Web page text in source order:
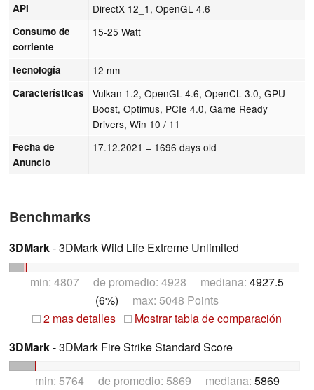
API DirectX 12_1, OpenGL 4.6
Consumo de
corriente
15-25 Watt
tecnología 12 nm
Características
Vulkan 1.2, OpenGL 4.6, OpenCL 3.0, GPU
Boost, Optimus, PCIe 4.0, Game Ready
Drivers, Win 10 / 11
Fecha de
Anuncio
17.12.2021 = 1696 days old
Benchmarks
3DMark- 3DMark Wild Life Extreme Unlimited
min: 4807 de promedio: 4928 mediana: 4927.5
(6%) max: 5048 Points
+ 2 mas detalles +
Mostrar tabla de comparación
3DMark- 3DMark Fire Strike Standard Score
min: 5764 de promedio: 5869 mediana: 5869